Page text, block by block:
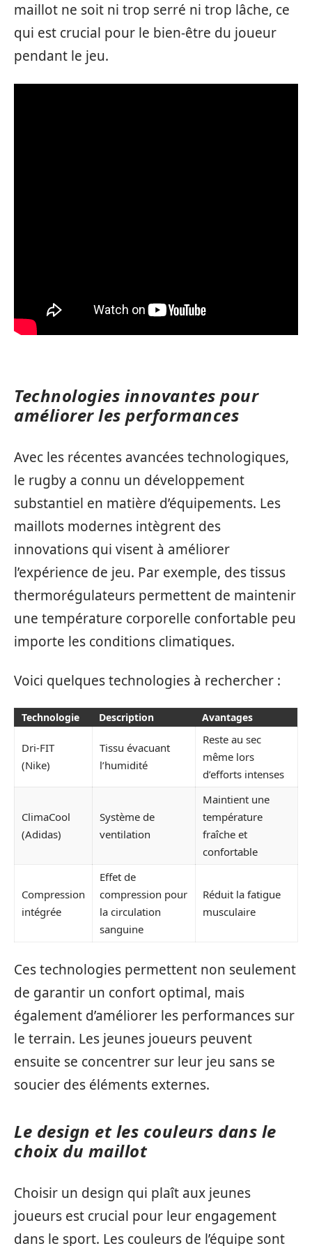
maillot ne soit ni trop serré ni trop lâche, ce
qui est crucial pour le bien-être du joueur
pendant le jeu.
Technologies innovantes pour
améliorer les performances
Avec les récentes avancées technologiques,
le rugby a connu un développement
substantiel en matière d’équipements. Les
maillots modernes intègrent des
innovations qui visent à améliorer
l’expérience de jeu. Par exemple, des tissus
thermorégulateurs permettent de maintenir
une température corporelle confortable peu
importe les conditions climatiques.
Voici quelques technologies à rechercher :
Technologie Description Avantages
Dri-FIT
(Nike)
Tissu évacuant
l’humidité
Reste au sec
même lors
d’efforts intenses
ClimaCool
(Adidas)
Système de
ventilation
Maintient une
température
fraîche et
confortable
Compression
intégrée
Effet de
compression pour
la circulation
sanguine
Réduit la fatigue
musculaire
Ces technologies permettent non seulement
de garantir un confort optimal, mais
également d’améliorer les performances sur
le terrain. Les jeunes joueurs peuvent
ensuite se concentrer sur leur jeu sans se
soucier des éléments externes.
Le design et les couleurs dans le
choix du maillot
Choisir un design qui plaît aux jeunes
joueurs est crucial pour leur engagement
dans le sport. Les couleurs de l’équipe sont